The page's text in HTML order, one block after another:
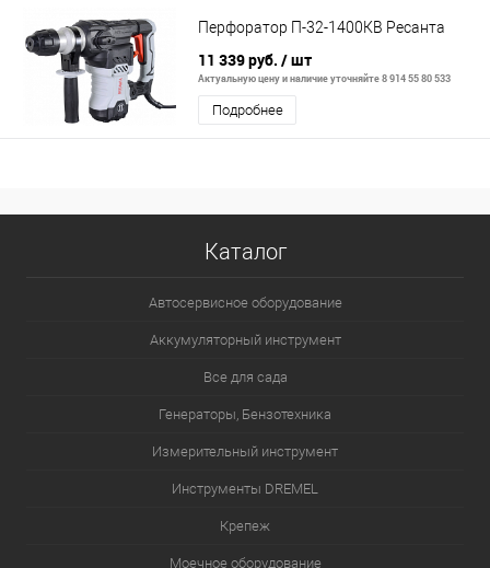
Перфоратор П-32-1400КВ Ресанта
11 339 руб. / шт
Актуальную цену и наличие уточняйте 8 914 55 80 533
Подробнее
Каталог
Автосервисное оборудование
Аккумуляторный инструмент
Все для сада
Генераторы, Бензотехника
Измерительный инструмент
Инструменты DREMEL
Крепеж
Моечное оборудование